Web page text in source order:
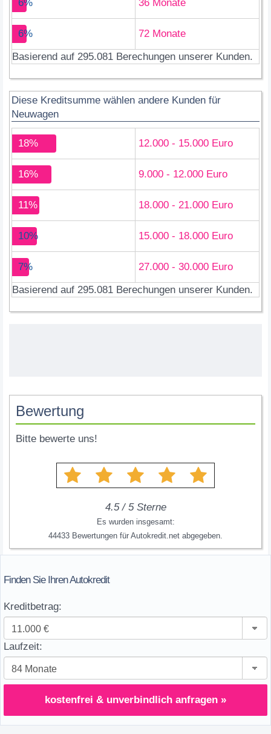
6% 36 Monate
6%
72 Monate
Basierend auf 295.081 Berechungen unserer Kunden.
Diese Kreditsumme wählen andere Kunden für
Neuwagen
18% 12.000 - 15.000 Euro
16% 9.000 - 12.000 Euro
11% 18.000 - 21.000 Euro
10% 15.000 - 18.000 Euro
7%
27.000 - 30.000 Euro
Basierend auf 295.081 Berechungen unserer Kunden.
Bewertung
Bitte bewerte uns!
4.5/ 5Sterne
Es wurden insgesamt:
44433 Bewertungen für Autokredit.net abgegeben.
Finden Sie Ihren Autokredit
Kreditbetrag:
Laufzeit:
kostenfrei & unverbindlich anfragen »